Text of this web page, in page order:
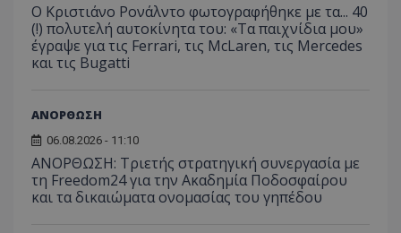
Ο Κριστιάνο Ρονάλντο φωτογραφήθηκε με τα... 40
(!) πολυτελή αυτοκίνητα του: «Τα παιχνίδια μου»
έγραψε για τις Ferrari, τις McLaren, τις Mercedes
και τις Bugatti
ΑΝΟΡΘΩΣΗ
06.08.2026 - 11:10
ΑΝΟΡΘΩΣΗ: Τριετής στρατηγική συνεργασία με
τη Freedom24 για την Ακαδημία Ποδοσφαίρου
και τα δικαιώματα ονομασίας του γηπέδου